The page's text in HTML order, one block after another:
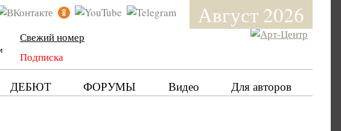
Август 2026
Свежий номер
Подписка
ДЕБЮТ ФОРУМЫ Видео Для авторов